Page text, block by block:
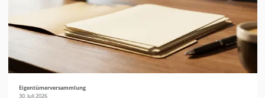
Eigentümerversammlung
30. Juli 2026